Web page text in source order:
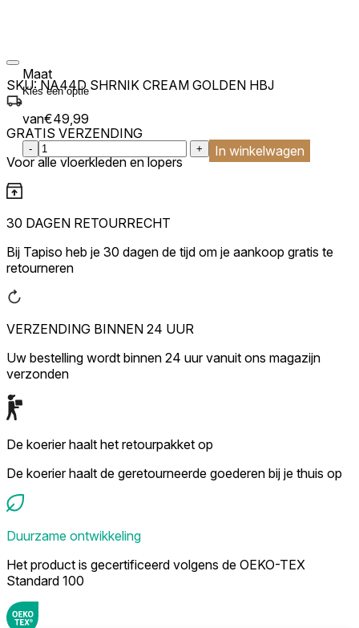
Maat
van€49,99
:product_name quantity
- + In winkelwagen
SKU: NA44D SHRNIK CREAM GOLDEN HBJ
GRATIS VERZENDING
Voor alle vloerkleden en lopers
30 DAGEN RETOURRECHT
Bij Tapiso heb je 30 dagen de tijd om je aankoop gratis te
retourneren
VERZENDING BINNEN 24 UUR
Uw bestelling wordt binnen 24 uur vanuit ons magazijn
verzonden
De koerier haalt het retourpakket op
De koerier haalt de geretourneerde goederen bij je thuis op
Duurzame ontwikkeling
Het product is gecertificeerd volgens de OEKO-TEX
Standard 100